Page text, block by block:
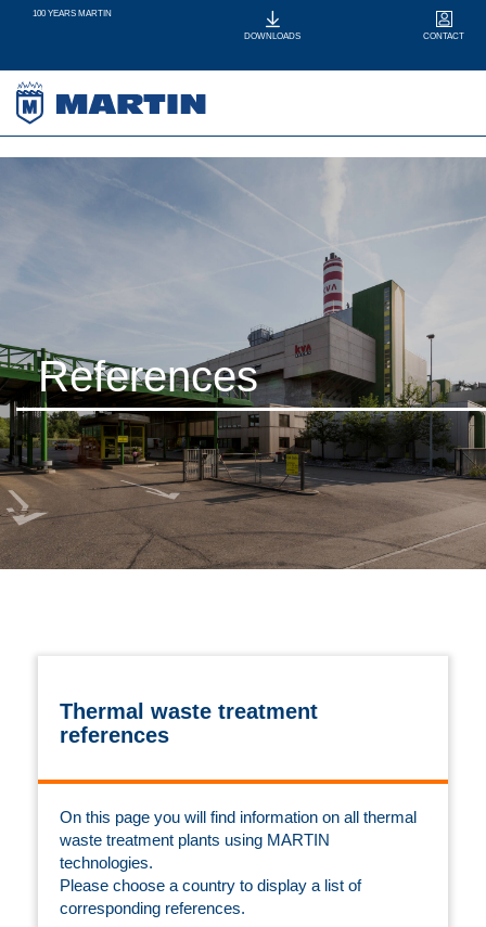
100 YEARS MARTIN
DOWNLOADS CONTACT
References
Thermal waste treatment
references
On this page you will find information on all thermal
waste treatment plants using MARTIN
technologies.
Please choose a country to display a list of
corresponding references.